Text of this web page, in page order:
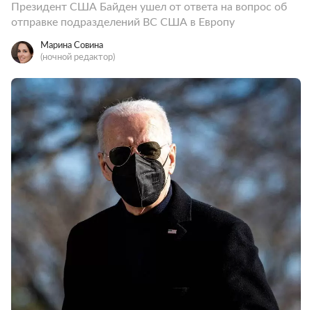
Президент США Байден ушел от ответа на вопрос об
отправке подразделений ВС США в Европу
Марина Совина
(ночной редактор)